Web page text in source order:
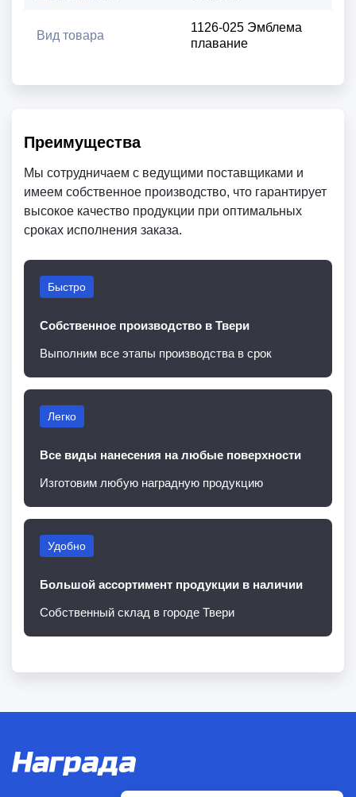
Вид товара
1126-025 Эмблема
плавание
Преимущества
Мы сотрудничаем с ведущими поставщиками и
имеем собственное производство, что гарантирует
высокое качество продукции при оптимальных
сроках исполнения заказа.
Быстро
Собственное производство в Твери
Выполним все этапы производства в срок
Легко
Все виды нанесения на любые поверхности
Изготовим любую наградную продукцию
Удобно
Большой ассортимент продукции в наличии
Собственный склад в городе Твери